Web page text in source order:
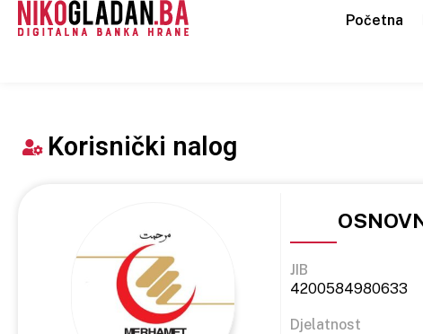
Početna
Korisnički nalog
JIB
4200584980633
Djelatnost